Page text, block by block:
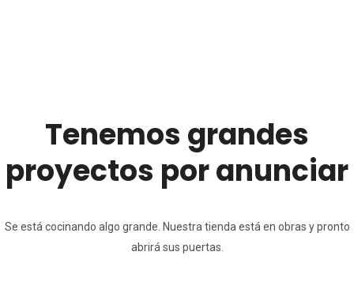
Tenemos grandes
proyectos por anunciar
Se está cocinando algo grande. Nuestra tienda está en obras y pronto
abrirá sus puertas.